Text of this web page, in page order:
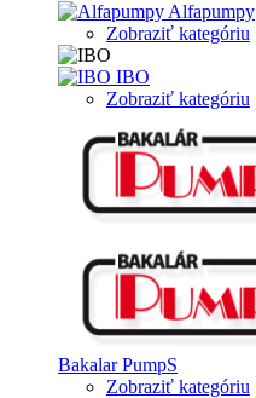
Alfapumpy
Zobraziť kategóriu
IBO
Zobraziť kategóriu
Bakalar PumpS
Zobraziť kategóriu